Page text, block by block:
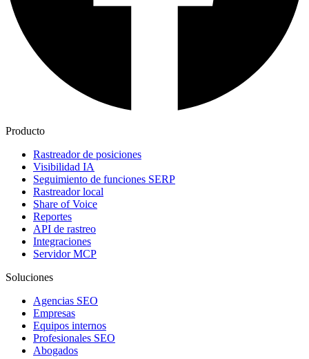
Producto
Rastreador de posiciones
Visibilidad IA
Seguimiento de funciones SERP
Rastreador local
Share of Voice
Reportes
API de rastreo
Integraciones
Servidor MCP
Soluciones
Agencias SEO
Empresas
Equipos internos
Profesionales SEO
Abogados